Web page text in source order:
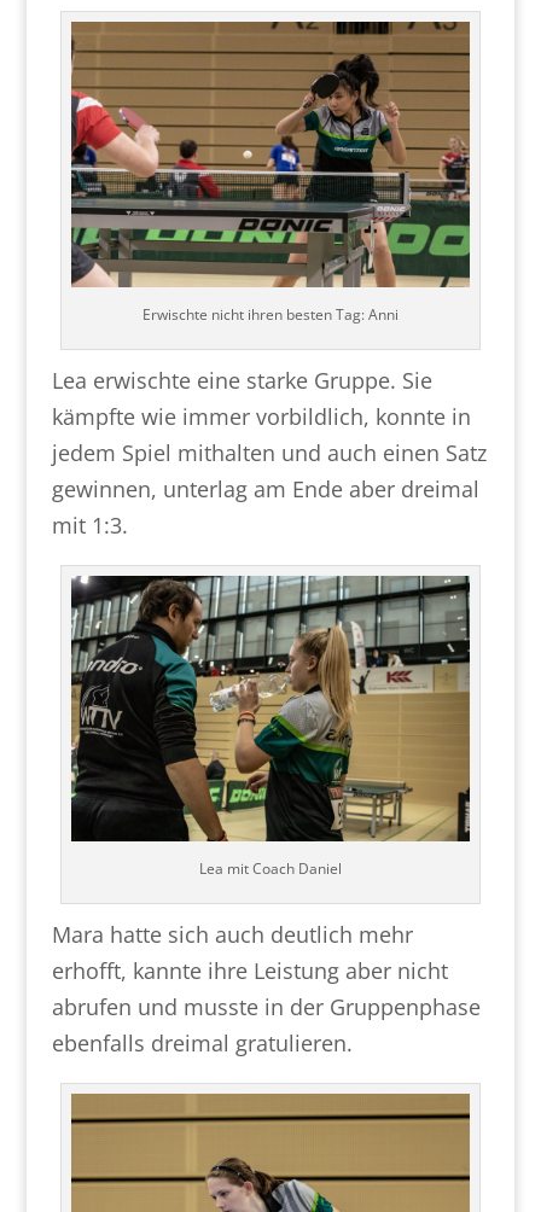
Erwischte nicht ihren besten Tag: Anni
Lea erwischte eine starke Gruppe. Sie
kämpfte wie immer vorbildlich, konnte in
jedem Spiel mithalten und auch einen Satz
gewinnen, unterlag am Ende aber dreimal
mit 1:3.
Lea mit Coach Daniel
Mara hatte sich auch deutlich mehr
erhofft, kannte ihre Leistung aber nicht
abrufen und musste in der Gruppenphase
ebenfalls dreimal gratulieren.